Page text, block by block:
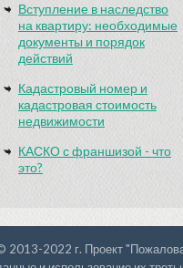
Вступление в наследство
на квартиру: необходимые
документы и порядок
действий
Кадастровый номер и
кадастровая стоимость
недвижимости
КАСКО с франшизой - что
это?
2013-2022 г. Проект